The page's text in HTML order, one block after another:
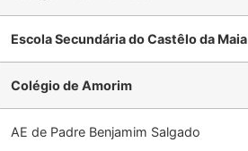
Escola Secundária do Castêlo da Maia
Colégio de Amorim
AE de Padre Benjamim Salgado